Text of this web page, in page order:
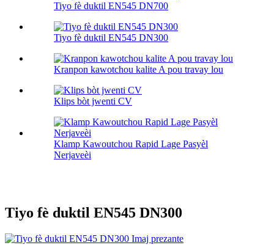
Tiyo fè duktil EN545 DN700
Tiyo fè duktil EN545 DN300
Kranpon kawotchou kalite A pou travay lou
Klips bòt jwenti CV
Klamp Kawoutchou Rapid Lage Pasyèl
Nerjaveèi
Tiyo fè duktil EN545 DN300